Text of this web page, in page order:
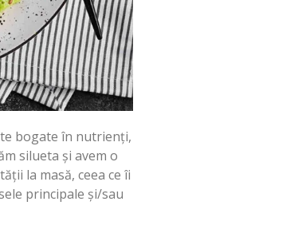
bogate în nutrienți,
silueta și avem o
la masă, ceea ce îi
principale și/sau